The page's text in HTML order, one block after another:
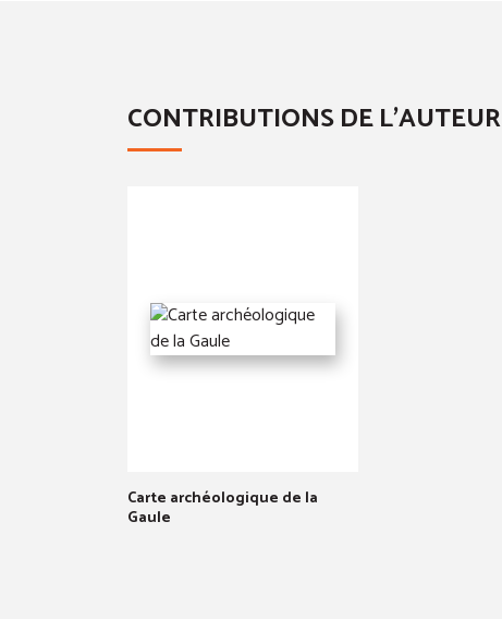
CONTRIBUTIONS DE L'AUTEUR
Carte archéologique de la
Gaule